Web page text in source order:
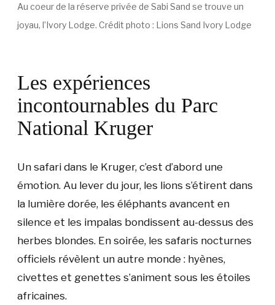
Au coeur de la réserve privée de Sabi Sand se trouve un
joyau, l’Ivory Lodge. Crédit photo : Lions Sand Ivory Lodge
Les expériences
incontournables du Parc
National Kruger
Un safari dans le Kruger, c’est d’abord une
émotion. Au lever du jour, les lions s’étirent dans
la lumière dorée, les éléphants avancent en
silence et les impalas bondissent au-dessus des
herbes blondes. En soirée, les safaris nocturnes
officiels révèlent un autre monde : hyènes,
civettes et genettes s’animent sous les étoiles
africaines.